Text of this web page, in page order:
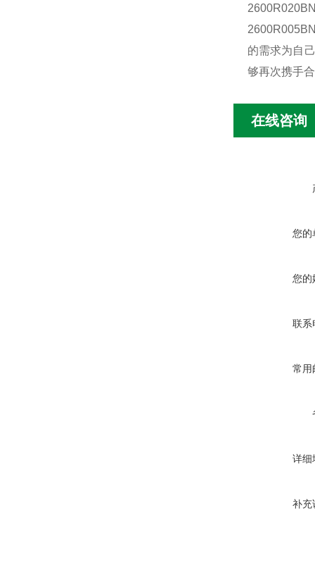
的需求为自
够再次携手
在线咨询
您的
您的
联系
常用
详细
补充